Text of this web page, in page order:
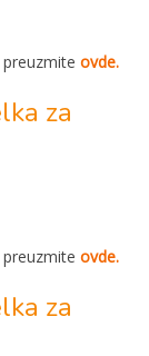
preuzmite ovde.
za
preuzmite ovde.
za